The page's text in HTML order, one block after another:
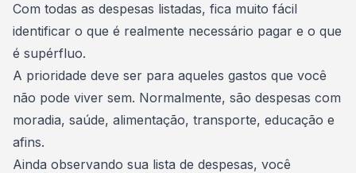
Com todas as despesas listadas, fica muito fácil
identificar o que é realmente necessário pagar e o que
é supérfluo.
A prioridade deve ser para aqueles gastos que você
não pode viver sem. Normalmente, são despesas com
moradia, saúde, alimentação, transporte, educação e
afins.
Ainda observando sua lista de despesas, você